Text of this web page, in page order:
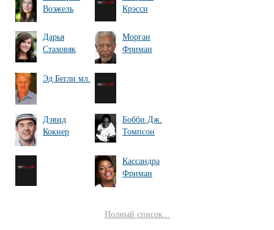
Воэжель
Крэсси
Дарья
Стаховяк
Морган
Фриман
Эд Бегли мл.
Дэвид
Кокнер
Бобби Дж.
Томпсон
Кассандра
Фриман
Полный список...